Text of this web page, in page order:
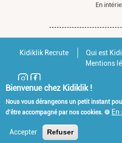
En
Kidiklik Recrute Qui est
Mentions
Bienvenue chez Kidiklik !
Nous vous dérangeons un petit instant
d'être accompagné par nos cookies. 🍪
Accepter Refuser